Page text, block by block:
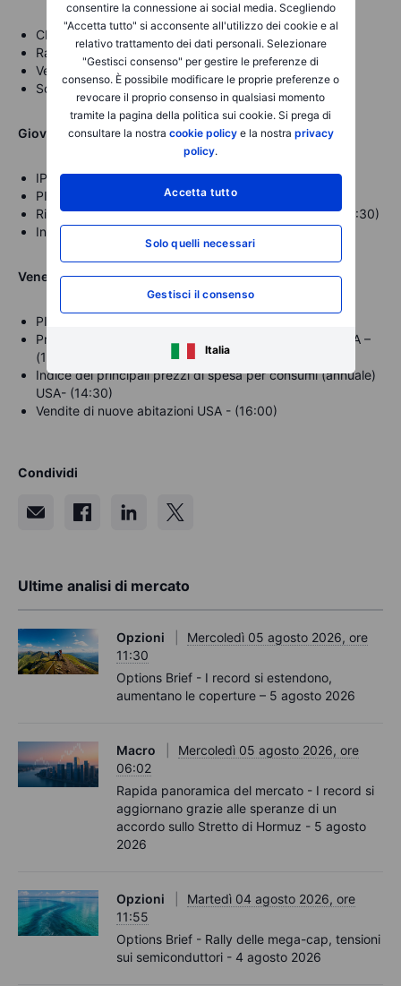
consentire la connessione ai social media. Scegliendo
"Accetta tutto" si acconsente all'utilizzo dei cookie e al
relativo trattamento dei dati personali. Selezionare
"Gestisci consenso" per gestire le preferenze di
consenso. È possibile modificare le proprie preferenze o
revocare il proprio consenso in qualsiasi momento
tramite la pagina della politica sui cookie. Si prega di
consultare la nostra cookie policye la nostra privacy
policy.
Accetta tutto
Solo quelli necessari
Gestisci il consenso
Italia
CPI annuale (Novembre) UK (08:00)
Rapporto sulla fiducia dei consumatori USA – (16:00)
Vendite di abitazioni esistenti USA – (16:30)
Scorte petrolio greggio USA – (16:30)
Giovedì 21 dicembre
IPP (Annuale) Italia - (11:00)
PIL (trimestrale) USA – (14:30)
Richieste iniziali di sussidi di disoccupazione USA – (14:30)
Indice di produzione della Fed di Philadelfia – (14:30)
Venerdì22 dicembre
PIL (annuale) e (trimestrale) (3° trim.) UK - (08:00)
Principali ordinativi di beni durevoli (mensile) (Nov) USA –
(14:30)
Indice dei principali prezzi di spesa per consumi (annuale)
USA- (14:30)
Vendite di nuove abitazioni USA - (16:00)
Condividi
Ultime analisi di mercato
Opzioni
Mercoledì 05 agosto 2026, ore
11:30
Options Brief - I record si estendono,
aumentano le coperture – 5 agosto 2026
Macro
Mercoledì 05 agosto 2026, ore
06:02
Rapida panoramica del mercato - I record si
aggiornano grazie alle speranze di un
accordo sullo Stretto di Hormuz - 5 agosto
2026
Opzioni
Martedì 04 agosto 2026, ore
11:55
Options Brief - Rally delle mega-cap, tensioni
sui semiconduttori - 4 agosto 2026